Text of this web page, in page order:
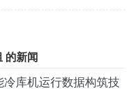
的新闻
库机运行数据构筑技